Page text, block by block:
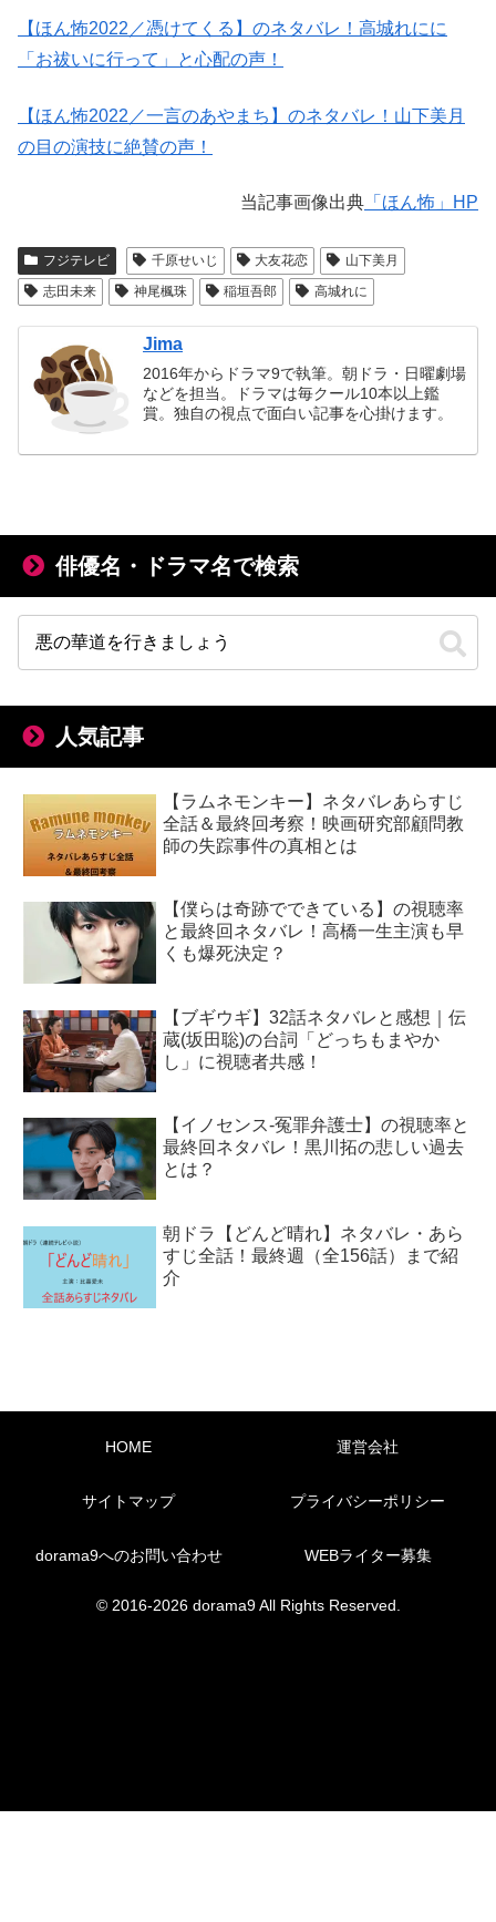
【ほん怖2022／憑けてくる】のネタバレ！高城れにに
「お祓いに行って」と心配の声！
【ほん怖2022／一言のあやまち】のネタバレ！山下美月
の目の演技に絶賛の声！
当記事画像出典 「ほん怖」HP
フジテレビ 千原せいじ 大友花恋
山下美月
志田未来
神尾楓珠 稲垣吾郎 高城れに
Jima
2016年からドラマ9で執筆。朝ドラ・日曜劇場
などを担当。ドラマは毎クール10本以上鑑
賞。独自の視点で面白い記事を心掛けます。
俳優名・ドラマ名で検索
人気記事
【ラムネモンキー】ネタバレあらすじ
全話＆最終回考察！映画研究部顧問教
師の失踪事件の真相とは
【僕らは奇跡でできている】の視聴率
と最終回ネタバレ！高橋一生主演も早
くも爆死決定？
【ブギウギ】32話ネタバレと感想｜伝
蔵(坂田聡)の台詞「どっちもまやか
し」に視聴者共感！
【イノセンス-冤罪弁護士】の視聴率と
最終回ネタバレ！黒川拓の悲しい過去
とは？
朝ドラ【どんど晴れ】ネタバレ・あら
すじ全話！最終週（全156話）まで紹
介
HOME 運営会社
サイトマップ プライバシーポリシー
dorama9へのお問い合わせ WEBライター募集
© 2016-2026 dorama9 All Rights Reserved.